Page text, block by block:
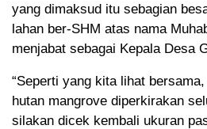
yang dimaksud itu sebagian
lahan ber-SHM atas nama
menjabat sebagai Kepala Desa
“Seperti yang kita lihat
hutan mangrove diperkirakan
silakan dicek kembali ukuran